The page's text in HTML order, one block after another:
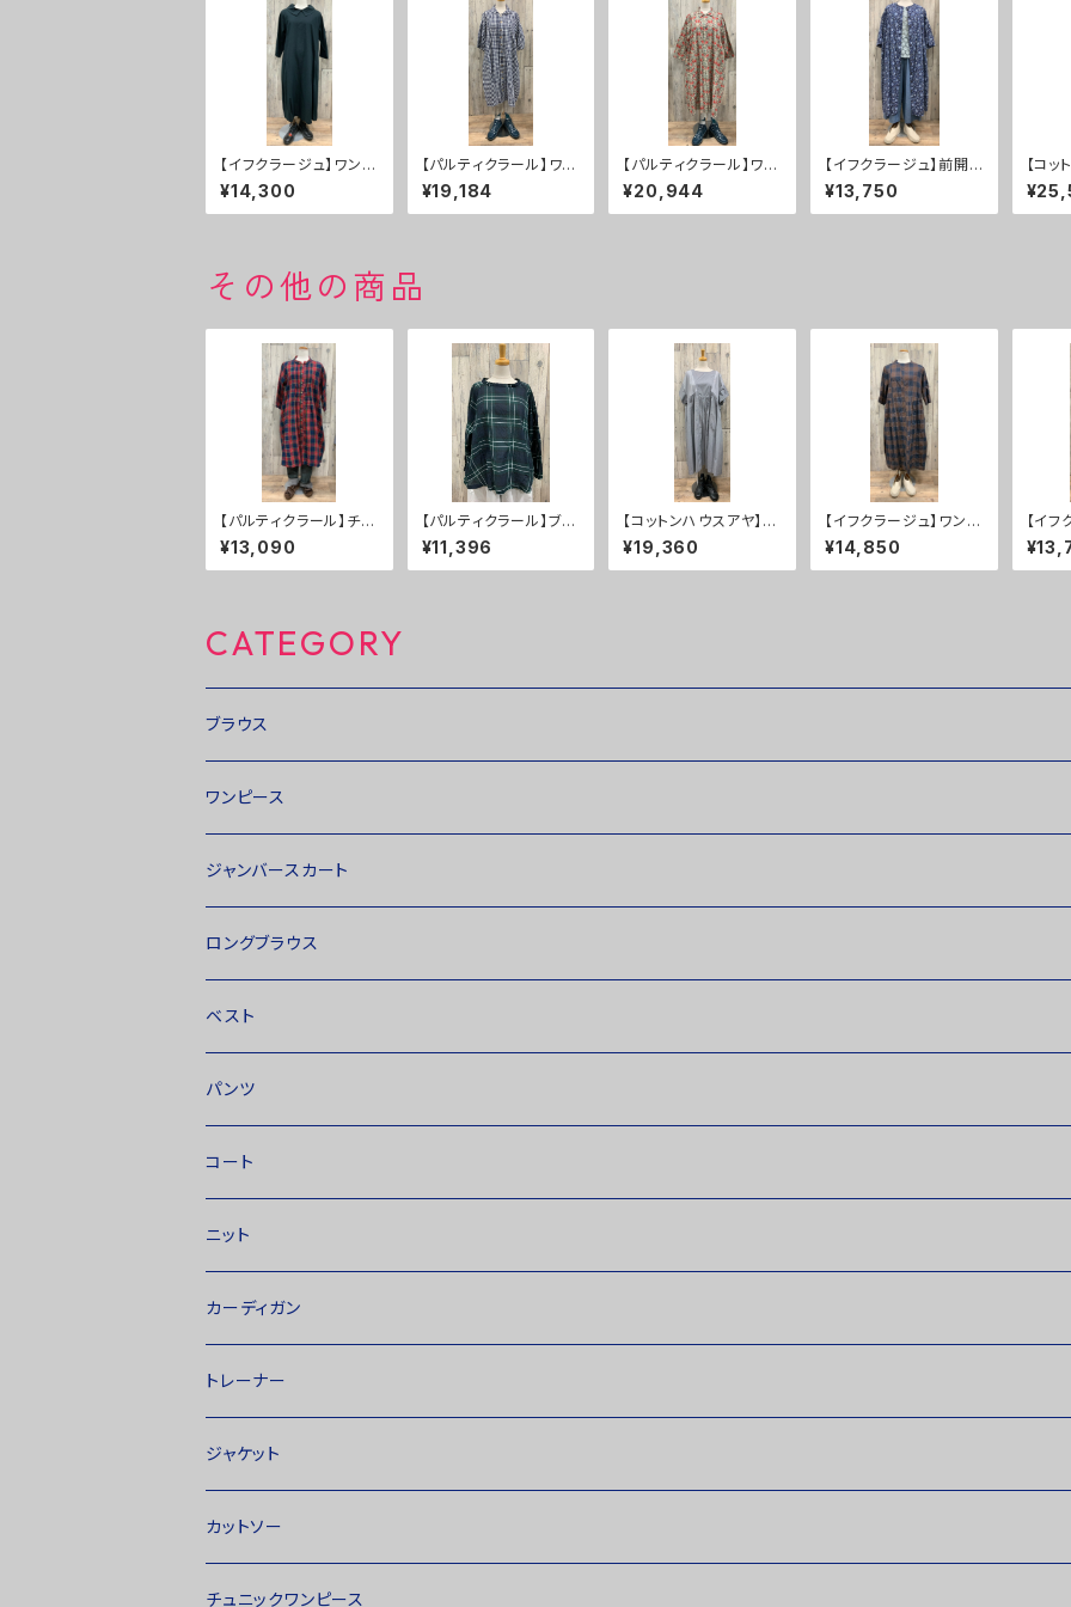
【イフクラージュ】ワンピ
ース ５０％ＯＦＦ
¥14,300
【パルティクラール】ワン
ピース ２０％ＯＦＦ
¥19,184
【パルティクラール】ワン
ピース ２０％ＯＦＦ
¥20,944
【イフクラージュ】前開き
ワンピース ５０％ＯＦ
Ｆ
¥13,750
【コッ
ンピー
その他の商品
【パルティクラール】チュ
ニックワンピース ５
０%ＯＦＦ
¥13,090
【パルティクラール】ブラ
ウス ２０％ＯＦＦ
¥11,396
【コットンハウスアヤ】ワ
ンピース ２０％ＯＦＦ
¥19,360
【イフクラージュ】ワンピ
ース ５０％ＯＦＦ
¥14,850
【イ
ワン
Ｆ
CATEGORY
ブラウス
ワンピース
ジャンバースカート
ロングブラウス
ベスト
パンツ
コート
ニット
カーディガン
トレーナー
ジャケット
カットソー
チュニックワンピース